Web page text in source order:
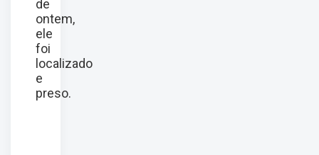
de
ontem,
ele
foi
localizado
e
preso.